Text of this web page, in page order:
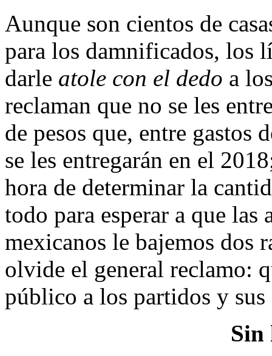
Aunque son cientos de
para los damnificados, los
darle atole con el dedo a
reclaman que no se les
de pesos que, entre gastos
se les entregarán en el
hora de determinar la
todo para esperar a que las
mexicanos le bajemos dos
olvide el general reclamo:
público a los partidos y sus
Sin